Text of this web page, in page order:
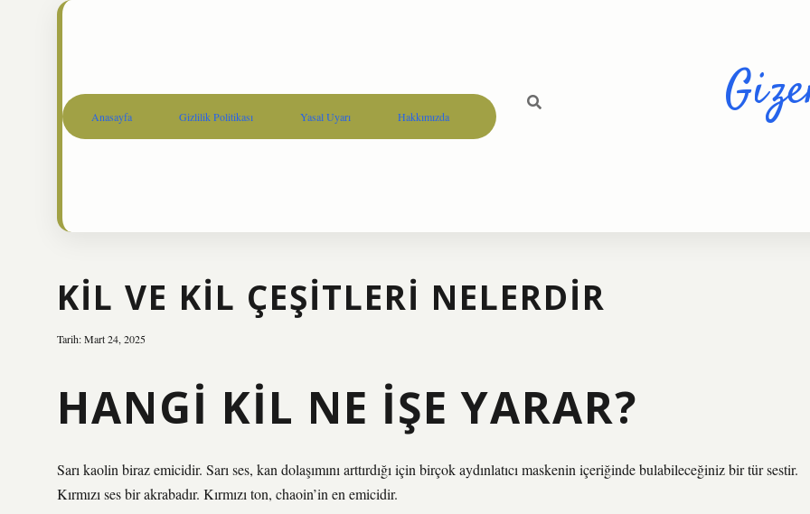
Anasayfa Gizlilik Politikası Yasal Uyarı Hakkımızda
KIL VE KIL ÇEŞITLERI NELERDIR
Tarih: Mart 24, 2025
HANGI KIL NE IŞE YARAR?
Sarı kaolin biraz emicidir. Sarı ses, kan dolaşımını arttırdığı için birçok aydınlatıcı maskenin içeriğinde bulabileceğiniz bir tür sestir.
Kırmızı ses bir akrabadır. Kırmızı ton, chaoin’in en emicidir.